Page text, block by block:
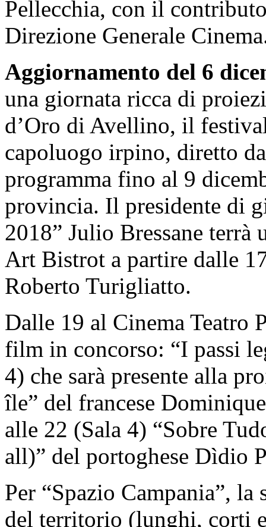
Pellecchia, con il
Direzione Generale
Aggiornamento del 6
una giornata ricca di
d’Oro di Avellino, il
capoluogo irpino, diretto
programma fino al 9
provincia. Il presidente di
2018” Julio Bressane terrà
Art Bistrot a partire dalle
Roberto Turigliatto.
Dalle 19 al Cinema Teatro
film in concorso: “I passi
4) che sarà presente alla
île” del francese
alle 22 (Sala 4) “Sobre
all)” del portoghese Dìdio
Per “Spazio Campania”,
del territorio (lunghi, corti